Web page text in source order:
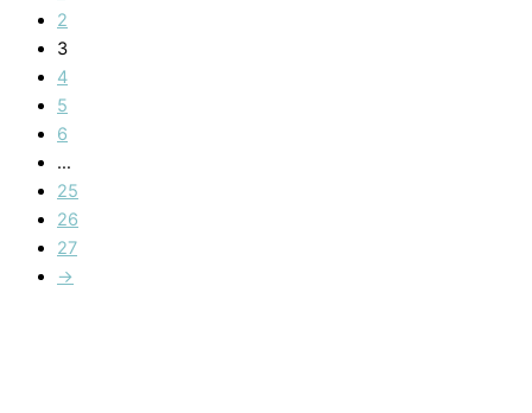
2
3
4
5
6
…
25
26
27
→